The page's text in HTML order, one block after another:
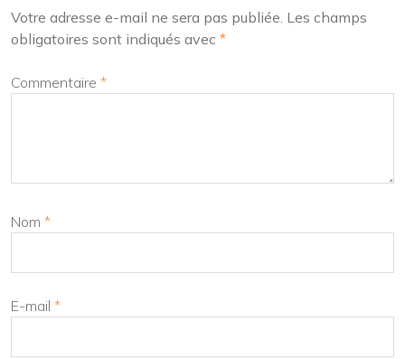
Votre adresse e-mail ne sera pas publiée. Les champs
obligatoires sont indiqués avec *
Commentaire *
Nom *
E-mail *